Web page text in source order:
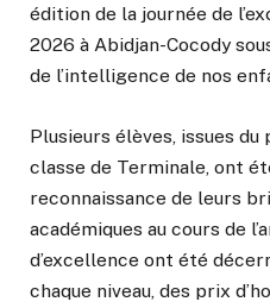
édition de la journée de
2026 à Abidjan-Cocody
de l’intelligence de nos
Plusieurs élèves, issues du
classe de Terminale, ont
reconnaissance de leurs
académiques au cours de
d’excellence ont été
chaque niveau, des prix